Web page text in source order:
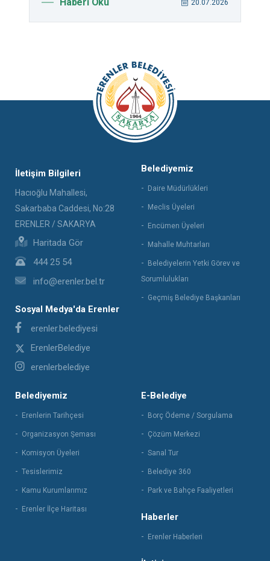
20.07.2026
İletişim Bilgileri
Hacıoğlu Mahallesi,
Sakarbaba Caddesi, No:28
ERENLER / SAKARYA
Haritada Gör
444 25 54
info@erenler.bel.tr
Sosyal Medya'da Erenler
erenler.belediyesi
ErenlerBelediye
erenlerbelediye
Belediyemiz
Daire Müdürlükleri
Meclis Üyeleri
Encümen Üyeleri
Mahalle Muhtarları
Belediyelerin Yetki Görev ve
Sorumlulukları
Geçmiş Belediye Başkanları
Belediyemiz
Erenlerin Tarihçesi
Organizasyon Şeması
Komisyon Üyeleri
Tesislerimiz
Kamu Kurumlarımız
Erenler İlçe Haritası
E-Belediye
Borç Ödeme / Sorgulama
Çözüm Merkezi
Sanal Tur
Belediye 360
Park ve Bahçe Faaliyetleri
Haberler
Erenler Haberleri